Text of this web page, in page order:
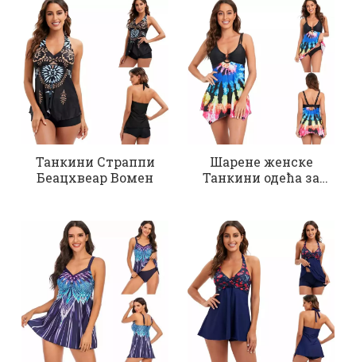
Танкини Страппи
Беацхвеар Вомен
Шарене женске
Танкини одећа за